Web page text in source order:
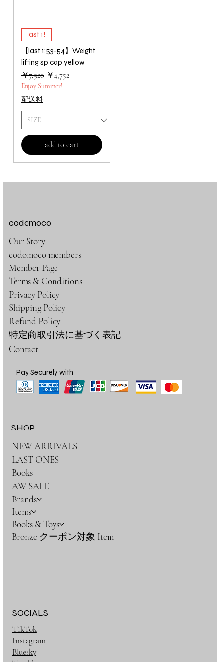
last 1!
【last 1:53-54】Weight
lifting sp cap yellow
通常価格
￥7,920 セール価格
￥4,752
Enjoy Summer!
配送料
add to cart
codomoco
Our Story
codomoco members
Member Page
Terms & Conditions
Privacy Policy
Shipping Policy
Refund Policy
特定商取引法に基づく表記
Contact
SHOP
NEW ARRIVALS
LAST ONES
Books
AW SALE
Brands
Items
Books & Toys
Bronze クーポン対象 Item
SOCIALS
TikTok
Instagram
Bluesky
Pay Securely with